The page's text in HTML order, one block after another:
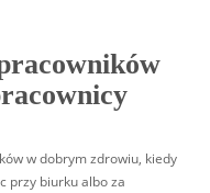
w dobrym zdrowiu, kiedy
przy biurku albo za